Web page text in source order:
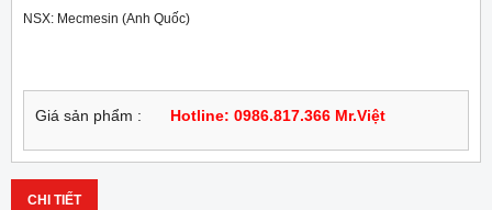
NSX: Mecmesin (Anh Quốc)
Giá sản phẩm : Hotline: 0986.817.366 Mr.Việt
CHI TIẾT